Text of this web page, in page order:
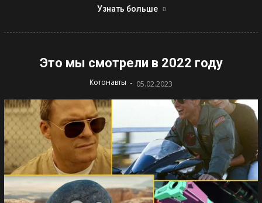
Узнать больше
Это мы смотрели в 2022 году
Котонавты - 05.02.2023